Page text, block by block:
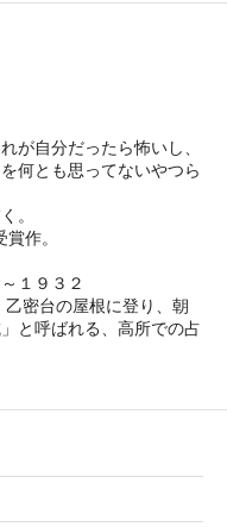
が自分だったら怖いし、
何とも思ってないやつら
。
作。
１９３２
密台の屋根に登り、朝
と呼ばれる、高所での占